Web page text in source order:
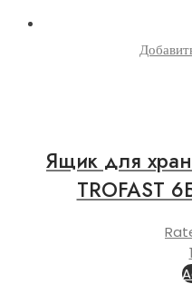
Ящик для
TROFAST